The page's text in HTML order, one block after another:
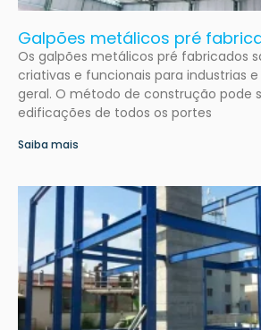
Galpões metálicos pré
Os galpões metálicos pré fabricados
criativas e funcionais para industrias
geral. O método de construção pode
edificações de todos os portes
Saiba mais